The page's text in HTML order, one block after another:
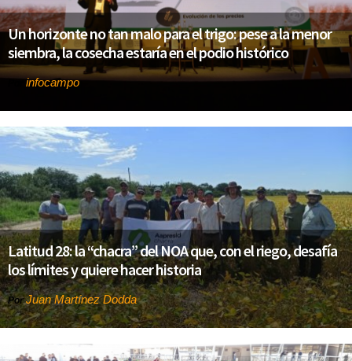
Un horizonte no tan malo para el trigo: pese a la menor
siembra, la cosecha estaría en el podio histórico
infocampo
Latitud 28: la “chacra” del NOA que, con el riego, desafía
los límites y quiere hacer historia
PorJuan Martínez Dodda